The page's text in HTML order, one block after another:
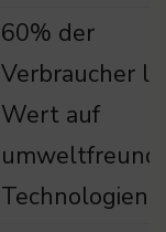
60% der
Verbraucher
Wert auf
Technologien